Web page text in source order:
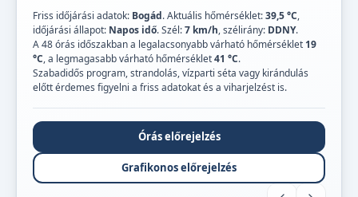
Friss időjárási adatok: Bogád. Aktuális hőmérséklet:39,5 °C,
időjárási állapot: Napos idő. Szél:7 km/h, szélirány: DDNY.
A 48 órás időszakban a legalacsonyabb várható hőmérséklet 19
°C, a legmagasabb várható hőmérséklet41 °C.
Szabadidős program, strandolás, vízparti séta vagy kirándulás
előtt érdemes figyelni a friss adatokat és a viharjelzést is.
Órás előrejelzés
Grafikonos előrejelzés